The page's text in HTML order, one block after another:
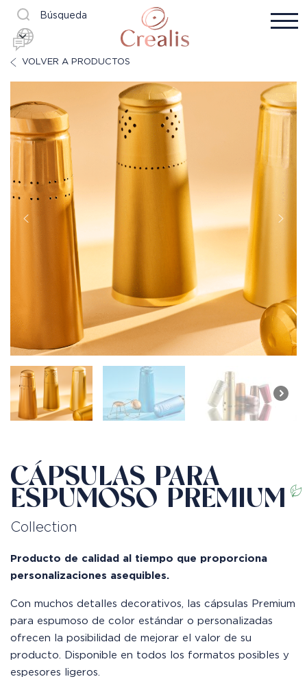
Búsqueda
VOLVER A PRODUCTOS
CÁPSULAS PARA
ESPUMOSO PREMIUM
Collection
Producto de calidad al tiempo que proporciona
personalizaciones asequibles.
Con muchos detalles decorativos, las cápsulas Premium
para espumoso de color estándar o personalizadas
ofrecen la posibilidad de mejorar el valor de su
producto. Disponible en todos los formatos posibles y
espesores ligeros.